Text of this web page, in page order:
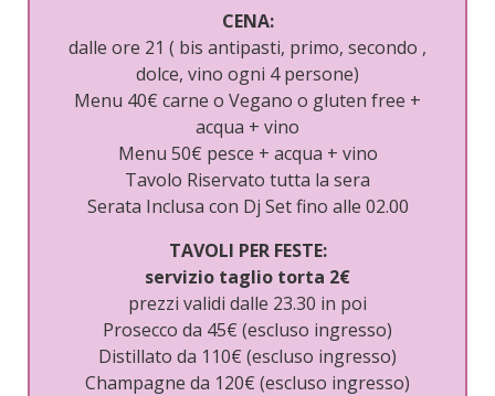
CENA:
dalle ore 21 ( bis antipasti, primo, secondo ,
dolce, vino ogni 4 persone)
Menu 40€ carne o Vegano o gluten free +
acqua + vino
Menu 50€ pesce + acqua + vino
Tavolo Riservato tutta la sera
Serata Inclusa con Dj Set fino alle 02.00
TAVOLI PER FESTE:
servizio taglio torta 2€
prezzi validi dalle 23.30 in poi
Prosecco da 45€ (escluso ingresso)
Distillato da 110€ (escluso ingresso)
Champagne da 120€ (escluso ingresso)